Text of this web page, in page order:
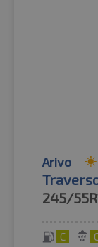
Arivo
245/
C